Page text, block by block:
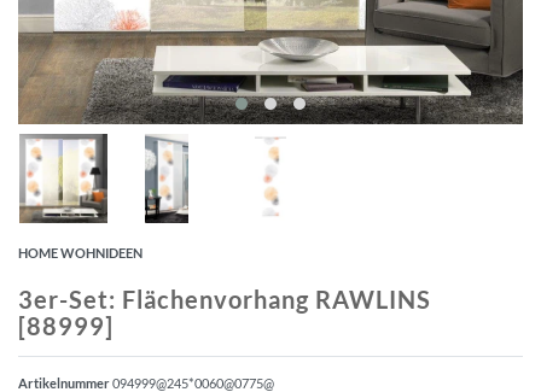
HOME WOHNIDEEN
3er-Set: Flächenvorhang RAWLINS
[88999]
Artikelnummer094999@245*0060@0775@